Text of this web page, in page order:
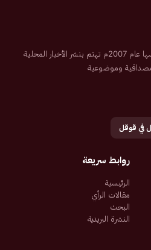
صحيفة إلكترونية سعودية تم تأسيسها عام 2007م تهتم بنشر الأخبار المحلية
وموضوعية
في قوقل
روابط سريعة
الرئيسية
مقالات الرأي
البحث
النشرة البريدية